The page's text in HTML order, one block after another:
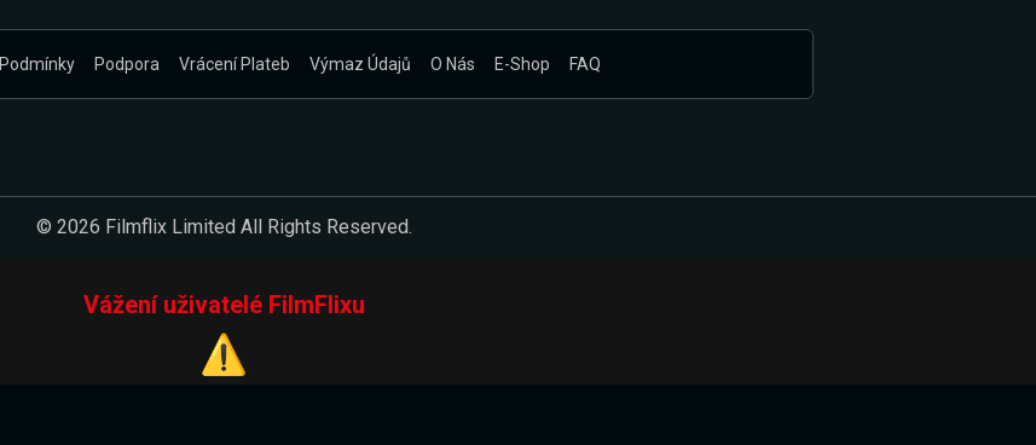
Podmínky Podpora Vrácení Plateb Výmaz Údajů O Nás E-Shop FAQ
© 2026 Filmflix Limited All Rights Reserved.
Vážení uživatelé FilmFlixu
⚠️